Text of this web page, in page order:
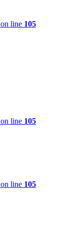
on line 105
on line 105
on line 105